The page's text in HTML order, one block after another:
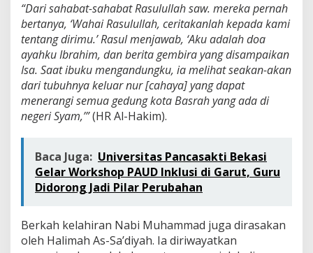
“Dari sahabat-sahabat Rasulullah saw. mereka pernah
bertanya, ‘Wahai Rasulullah, ceritakanlah kepada kami
tentang dirimu.’ Rasul menjawab, ‘Aku adalah doa
ayahku Ibrahim, dan berita gembira yang disampaikan
Isa. Saat ibuku mengandungku, ia melihat seakan-akan
dari tubuhnya keluar nur [cahaya] yang dapat
menerangi semua gedung kota Basrah yang ada di
negeri Syam,’”(HR Al-Hakim).
Baca Juga: Universitas Pancasakti Bekasi
Gelar Workshop PAUD Inklusi di Garut, Guru
Didorong Jadi Pilar Perubahan
Berkah kelahiran Nabi Muhammad juga dirasakan
oleh Halimah As-Sa’diyah. Ia diriwayatkan